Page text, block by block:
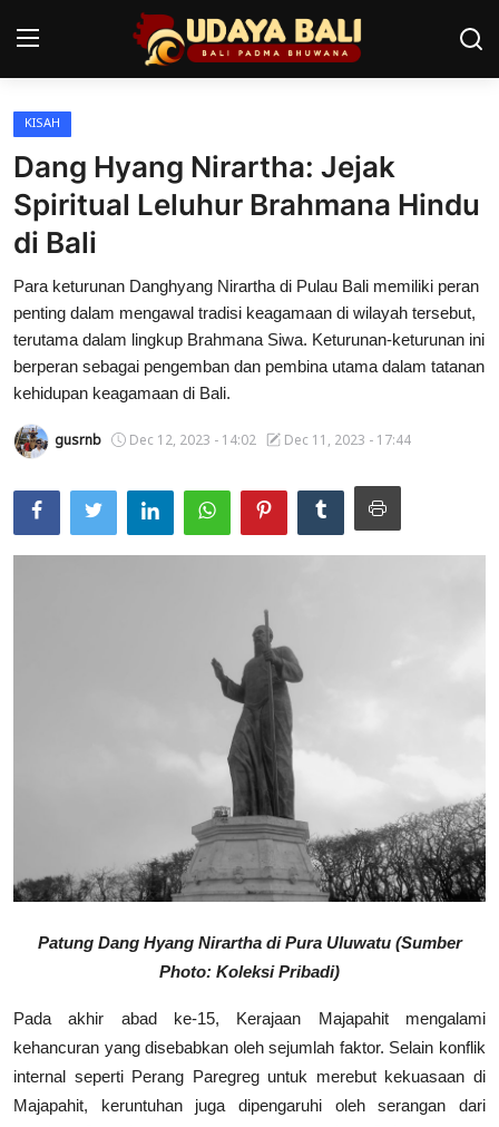
Home
Pura
Desa Adat
Tradisi
Kearifan lokal
Alam Bali
Seni
Kisah
Usadha
KISAH
Dang Hyang Nirartha: Jejak
Spiritual Leluhur Brahmana Hindu
di Bali
Para keturunan Danghyang Nirartha di Pulau Bali memiliki peran
penting dalam mengawal tradisi keagamaan di wilayah tersebut,
terutama dalam lingkup Brahmana Siwa. Keturunan-keturunan ini
berperan sebagai pengemban dan pembina utama dalam tatanan
kehidupan keagamaan di Bali.
gusrnb Dec 12, 2023 - 14:02 Dec 11, 2023 - 17:44
Patung Dang Hyang Nirartha di Pura Uluwatu (Sumber
Photo: Koleksi Pribadi)
Pada akhir abad ke-15, Kerajaan Majapahit mengalami
kehancuran yang disebabkan oleh sejumlah faktor. Selain konflik
internal seperti Perang Paregreg untuk merebut kekuasaan di
Majapahit, keruntuhan juga dipengaruhi oleh serangan dari